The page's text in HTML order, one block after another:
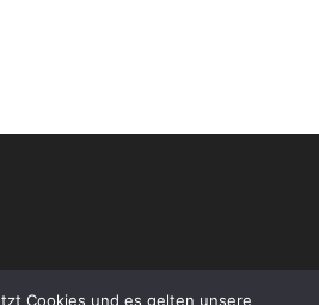
Cookies und es gelten unsere